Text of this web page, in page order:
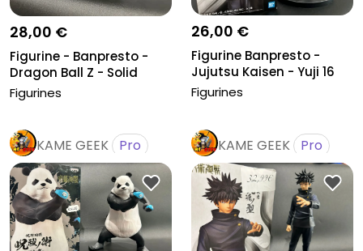
28,00 €
Figurine - Banpresto -
Dragon Ball Z - Solid
Edge...
Figurines
26,00 €
Figurine Banpresto -
Jujutsu Kaisen - Yuji 16
cm.
Figurines
KAME GEEK Pro KAME GEEK Pro